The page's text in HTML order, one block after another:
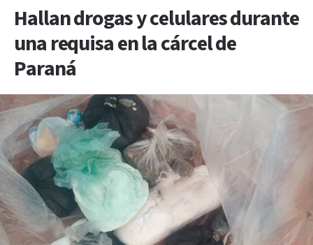
Hallan drogas y celulares durante
una requisa en la cárcel de
Paraná